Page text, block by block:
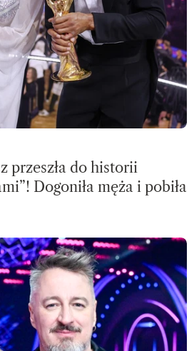
przeszła do historii
Dogoniła męża i pobiła